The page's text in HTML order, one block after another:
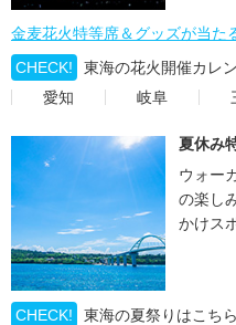
金麦花火特等席＆グッズが当た
CHECK!
東海の花火開催カレ
愛知
岐阜
夏休み
ウォー
の楽し
かけス
CHECK!
東海の夏祭りはこちら